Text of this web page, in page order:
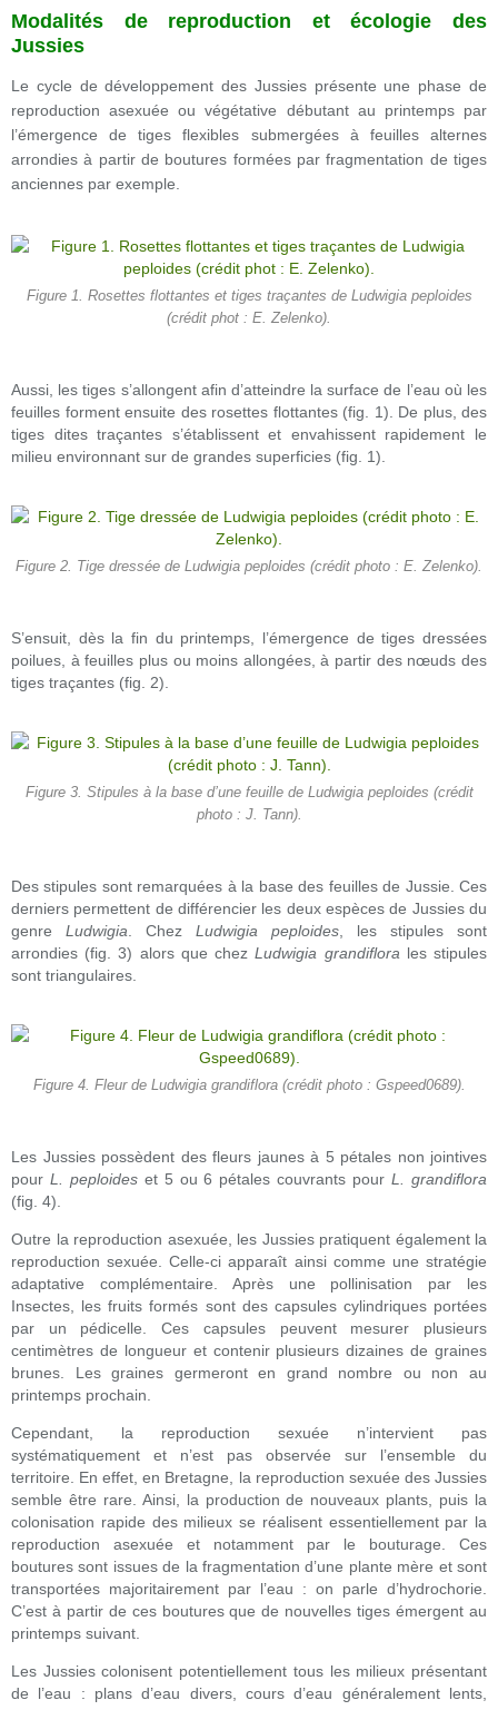
Modalités de reproduction et écologie des
Jussies
Le cycle de développement des Jussies présente une phase de
reproduction asexuée ou végétative débutant au printemps par
l’émergence de tiges flexibles submergées à feuilles alternes
arrondies à partir de boutures formées par fragmentation de tiges
anciennes par exemple.
Figure 1. Rosettes flottantes et tiges traçantes de Ludwigia peploides
(crédit phot : E. Zelenko).
Aussi, les tiges s’allongent afin d’atteindre la surface de l’eau où les
feuilles forment ensuite des rosettes flottantes (fig. 1). De plus, des
tiges dites traçantes s’établissent et envahissent rapidement le
milieu environnant sur de grandes superficies (fig. 1).
Figure 2. Tige dressée de Ludwigia peploides (crédit photo : E. Zelenko).
S’ensuit, dès la fin du printemps, l’émergence de tiges dressées
poilues, à feuilles plus ou moins allongées, à partir des nœuds des
tiges traçantes (fig. 2).
Figure 3. Stipules à la base d’une feuille de Ludwigia peploides (crédit
photo : J. Tann).
Des stipules sont remarquées à la base des feuilles de Jussie. Ces
derniers permettent de différencier les deux espèces de Jussies du
genre Ludwigia . Chez Ludwigia peploides , les stipules sont
arrondies (fig. 3) alors que chezLudwigia grandiflora les stipules
sont triangulaires.
Figure 4. Fleur de Ludwigia grandiflora (crédit photo : Gspeed0689).
Les Jussies possèdent des fleurs jaunes à 5 pétales non jointives
pour L. peploideset 5 ou 6 pétales couvrants pourL. grandiflora
(fig. 4).
Outre la reproduction asexuée, les Jussies pratiquent également la
reproduction sexuée. Celle-ci apparaît ainsi comme une stratégie
adaptative complémentaire. Après une pollinisation par les
Insectes, les fruits formés sont des capsules cylindriques portées
par un pédicelle. Ces capsules peuvent mesurer plusieurs
centimètres de longueur et contenir plusieurs dizaines de graines
brunes. Les graines germeront en grand nombre ou non au
printemps prochain.
Cependant, la reproduction sexuée n’intervient pas
systématiquement et n’est pas observée sur l’ensemble du
territoire. En effet, en Bretagne, la reproduction sexuée des Jussies
semble être rare. Ainsi, la production de nouveaux plants, puis la
colonisation rapide des milieux se réalisent essentiellement par la
reproduction asexuée et notamment par le bouturage. Ces
boutures sont issues de la fragmentation d’une plante mère et sont
transportées majoritairement par l’eau : on parle d’hydrochorie.
C’est à partir de ces boutures que de nouvelles tiges émergent au
printemps suivant.
Les Jussies colonisent potentiellement tous les milieux présentant
de l’eau : plans d’eau divers, cours d’eau généralement lents,